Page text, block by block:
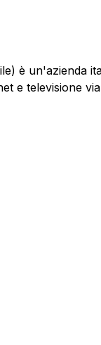
è un'azienda
e televisione